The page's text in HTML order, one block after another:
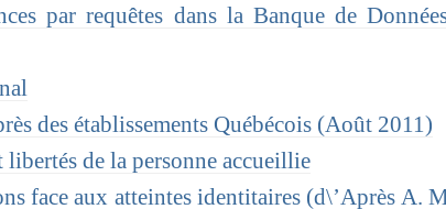
par requêtes dans la Banque de
des établissements Québécois (Août 2011)
de la personne accueillie
face aux atteintes identitaires (d\’Après A.